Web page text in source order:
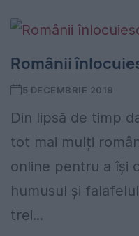
Românii
5 DECEMBRIE 2019
Din lipsă de timp
tot mai mulți
online pentru a își
humusul și
trei...